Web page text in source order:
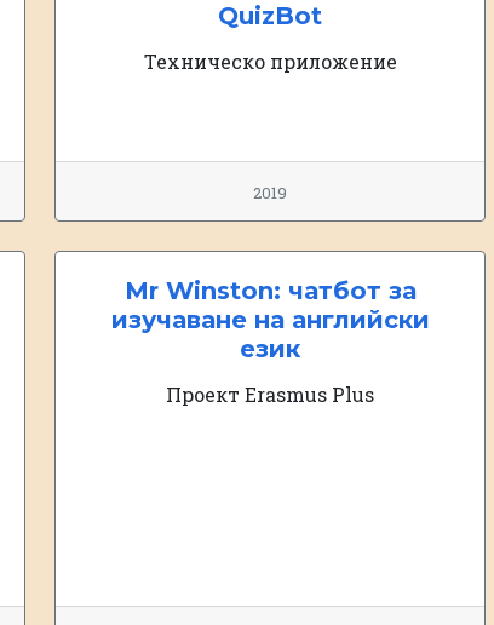
QuizBot
Техническо приложение
2019
Mr Winston: чатбот за
изучаване на английски
език
Проект Erasmus Plus